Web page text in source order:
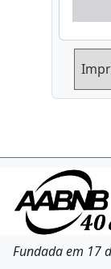
Fundada em 17